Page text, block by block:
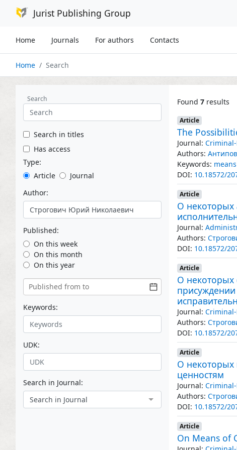
Jurist Publishing Group
Home Journals For authors Contacts
Home Search
Search
Search in titles
Has access
Type:
Article
Journal
Author:
Published:
On this week
On this month
On this year
Keywords:
UDK:
Search in Journal:
Search in Journal
Found 7 results
Article
The
Journal:
Authors:
Keywords:
DOI: 10.18572/
Article
О некоторых
Journal:
Authors:
DOI: 10.18572/
Article
О некоторых
Journal:
Authors:
DOI: 10.18572/
Article
О некоторых
ценностям
Journal:
Authors:
DOI: 10.18572/
Article
On Means of